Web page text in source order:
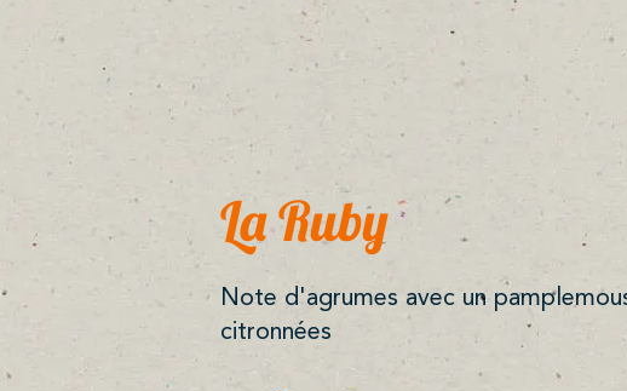
La Ruby
Note d'agrumes avec un
citronnées